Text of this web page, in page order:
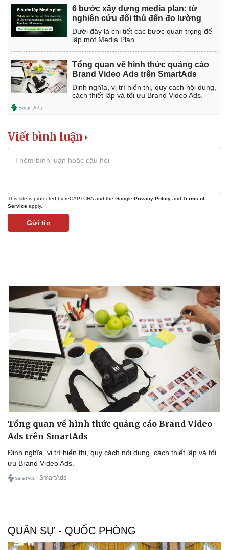
Kinh tế
Bất động sản
Khởi nghiệp
Thị trường
6 bước xây dựng media plan: từ
nghiên cứu đối thủ đến đo lường
Dưới đây là chi tiết các bước quan trọng để
lập một Media Plan.
Tổng quan về hình thức quảng cáo
Brand Video Ads trên SmartAds
Định nghĩa, vị trí hiển thị, quy cách nội dung,
cách thiết lập và tối ưu Brand Video Ads.
Viết bình luận
This site is protected by reCAPTCHA and the Google Privacy Policy and Terms of
Service apply.
Gửi tin
Tổng quan về hình thức quảng cáo Brand Video
Ads trên SmartAds
Định nghĩa, vị trí hiển thị, quy cách nội dung, cách thiết lập và tối
ưu Brand Video Ads.
| SmartAds
QUÂN SỰ - QUỐC PHÒNG